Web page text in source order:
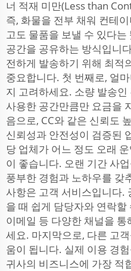
너 적재 미만(Less than
즉, 화물을 전부 채워 컨테
고도 물품을 보낼 수 있다
공간을 공유하는 방식입니
전하게 발송하기 위해 최적
중요합니다. 첫 번째로, 얼
지 고려하세요. 소량 발송
사용한 공간만큼만 요금을
음으로, CC와 같은 신뢰도
신뢰성과 안전성이 검증된
당 업체가 어느 정도 오래
이 좋습니다. 오랜 기간 사
풍부한 경험과 노하우를 갖
사항은 고객 서비스입니다.
을 때 쉽게 담당자와 연락
이메일 등 다양한 채널을
세요. 마지막으로, 다른 고
움이 됩니다. 실제 이용 경
귀사의 비즈니스에 가장 적